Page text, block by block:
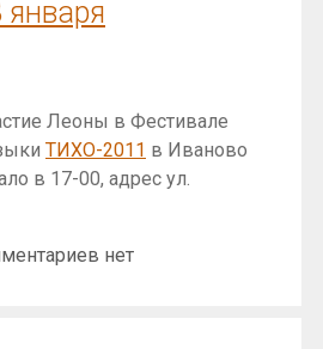
января
Леоны в Фестивале
ТИХО-2011 в Иваново
в 17-00, адрес ул.
нет